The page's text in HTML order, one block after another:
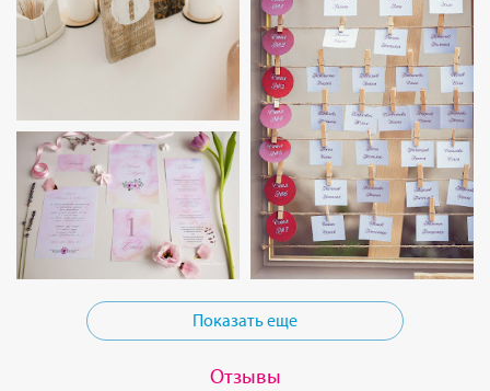
Показать еще
Отзывы